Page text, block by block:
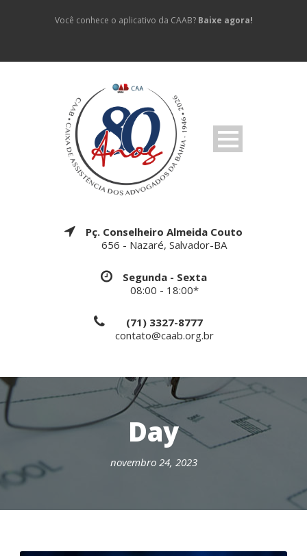
Você conhece o aplicativo da CAAB? Baixe agora!
Pç. Conselheiro Almeida Couto
656 - Nazaré, Salvador-BA
Segunda - Sexta
08:00 - 18:00*
(71) 3327-8777
contato@caab.org.br
Day
novembro 24, 2023